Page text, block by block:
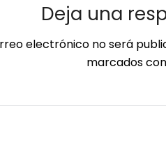
Deja una
electrónico no será
marcados con